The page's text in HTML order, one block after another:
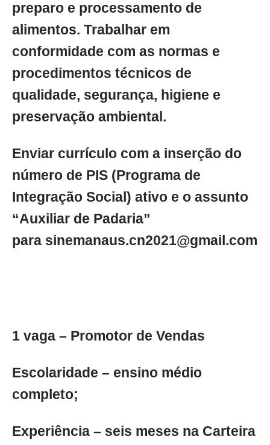
preparo e processamento de
alimentos. Trabalhar em
conformidade com as normas e
procedimentos técnicos de
qualidade, segurança, higiene e
preservação ambiental.
Enviar currículo com a inserção do
número de PIS (Programa de
Integração Social) ativo e o assunto
“Auxiliar de Padaria”
para sinemanaus.cn2021@gmail.com
1 vaga – Promotor de Vendas
Escolaridade – ensino médio
completo;
Experiência – seis meses na Carteira